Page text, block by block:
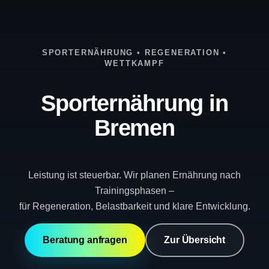
SPORTERNÄHRUNG • REGENERATION •
WETTKAMPF
Sporternährung in
Bremen
Leistung ist steuerbar. Wir planen Ernährung nach
Trainingsphasen –
für Regeneration, Belastbarkeit und klare Entwicklung.
Beratung anfragen Zur Übersicht